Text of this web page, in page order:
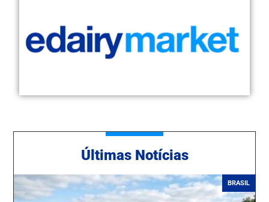
Últimas Notícias
BRASIL